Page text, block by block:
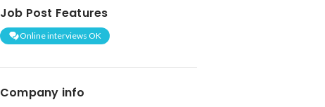
Job Post Features
Online interviews OK
Company info